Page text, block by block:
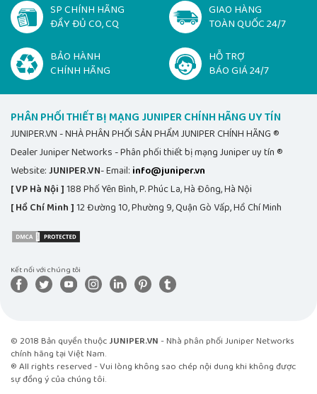
SP CHÍNH HÃNG
ĐẦY ĐỦ CO, CQ
GIAO HÀNG
TOÀN QUỐC 24/7
BẢO HÀNH
CHÍNH HÃNG
HỖ TRỢ
BÁO GIÁ 24/7
PHÂN PHỐI THIẾT BỊ MẠNG JUNIPER CHÍNH HÃNG UY TÍN
JUNIPER.VN - NHÀ PHÂN PHỐI SẢN PHẨM JUNIPER CHÍNH HÃNG ®
Dealer Juniper Networks - Phân phối thiết bị mạng Juniper uy tín ®
Website:JUNIPER.VN- Email: info@juniper.vn
[ VP Hà Nội ]188 Phố Yên Bình, P. Phúc La, Hà Đông, Hà Nội
[ Hồ Chí Minh ]12 Đường 10, Phường 9, Quận Gò Vấp, Hồ Chí Minh
Kết nối với chúng tôi
© 2018 Bản quyền thuộcJUNIPER.VN- Nhà phân phối Juniper Networks
chính hãng tại Việt Nam.
® All rights reserved - Vui lòng không sao chép nội dung khi không được
sự đồng ý của chúng tôi.